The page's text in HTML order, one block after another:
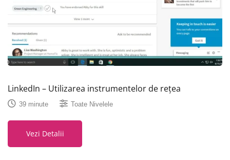
LinkedIn – Utilizarea instrumentelor de rețea
39 minute Toate Nivelele
Vezi Detalii